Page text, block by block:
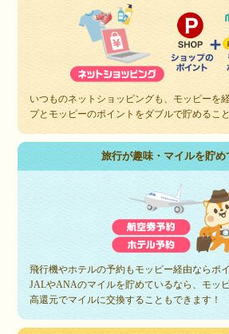
いつものネットショッピングも、モッピーを
プとモッピーのポイントをダブルで貯めるこ
旅行が趣味・マイルを貯め
飛行機やホテルの予約もモッピー経由ならポ
JALやANAのマイルを貯めているなら、モッ
高還元でマイルに交換することもできます！